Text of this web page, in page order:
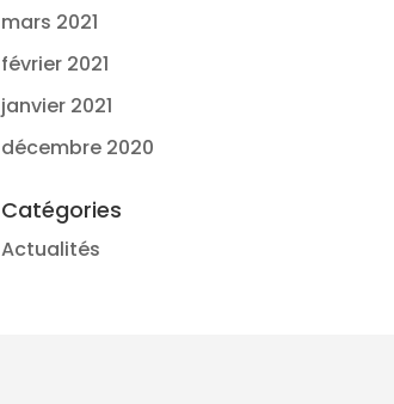
mars 2021
février 2021
janvier 2021
décembre 2020
Catégories
Actualités